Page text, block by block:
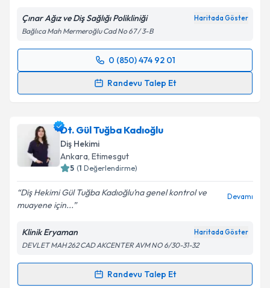
Çınar Ağız ve Diş Sağlığı Polikliniği Haritada Göster
Bağlıca Mah Mermeroğlu Cad No 67 / 3-B
0 (850) 474 92 01
Randevu Talep Et
Randevu Takvimi Talebi
takvim hazırlandığında e-posta ile bilgilendireceğiz.
E-posta Adresiniz
kapsamda işlenmesini kabul ediyorum.
Takvim Talebini Gönder
Dt. Gül Tuğba Kadıoğlu
Diş Hekimi
Ankara, Etimesgut
5 (1 Değerlendirme)
Diş Hekimi Gül Tuğba Kadıoğlu’na genel kontrol ve
muayene için...
Devamı
Klinik Eryaman Haritada Göster
DEVLET MAH 262 CAD AKCENTER AVM NO 6/30-31-32
Randevu Talep Et
Randevu Takvimi Talebi